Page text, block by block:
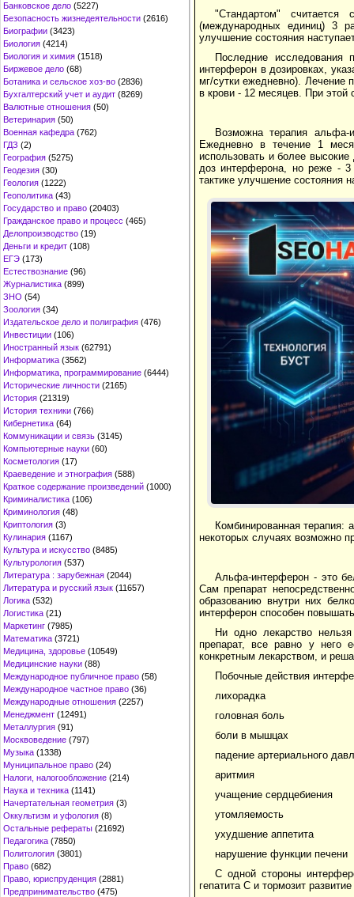
Банковское дело (5227)
Безопасность жизнедеятельности (2616)
Биографии (3423)
Биология (4214)
Биология и химия (1518)
Биржевое дело (68)
Ботаника и сельское хоз-во (2836)
Бухгалтерский учет и аудит (8269)
Валютные отношения (50)
Ветеринария (50)
Военная кафедра (762)
ГДЗ (2)
География (5275)
Геодезия (30)
Геология (1222)
Геополитика (43)
Государство и право (20403)
Гражданское право и процесс (465)
Делопроизводство (19)
Деньги и кредит (108)
ЕГЭ (173)
Естествознание (96)
Журналистика (899)
ЗНО (54)
Зоология (34)
Издательское дело и полиграфия (476)
Инвестиции (106)
Иностранный язык (62791)
Информатика (3562)
Информатика, программирование (6444)
Исторические личности (2165)
История (21319)
История техники (766)
Кибернетика (64)
Коммуникации и связь (3145)
Компьютерные науки (60)
Косметология (17)
Краеведение и этнография (588)
Краткое содержание произведений (1000)
Криминалистика (106)
Криминология (48)
Криптология (3)
Кулинария (1167)
Культура и искусство (8485)
Культурология (537)
Литература : зарубежная (2044)
Литература и русский язык (11657)
Логика (532)
Логистика (21)
Маркетинг (7985)
Математика (3721)
Медицина, здоровье (10549)
Медицинские науки (88)
Международное публичное право (58)
Международное частное право (36)
Международные отношения (2257)
Менеджмент (12491)
Металлургия (91)
Москвоведение (797)
Музыка (1338)
Муниципальное право (24)
Налоги, налогообложение (214)
Наука и техника (1141)
Начертательная геометрия (3)
Оккультизм и уфология (8)
Остальные рефераты (21692)
Педагогика (7850)
Политология (3801)
Право (682)
Право, юриспруденция (2881)
Предпринимательство (475)
"Стандартом"
(международных единиц) 3
улучшение состояния
Последние исследования
интерферон в дозировках,
мг/сутки ежедневно). Лечение
в крови - 12 месяцев. При этой
Возможна терапия
Ежедневно в течение 1
использовать и более
доз интерферона, но реже -
тактике улучшение состояния
Комбинированная терапия:
некоторых случаях возможно
Альфа-интерферон - это
Сам препарат
образованию внутри них
интерферон способен
Ни одно лекарство
препарат, все равно у него
конкретным лекарством, и
Побочные действия
лихорадка
головная боль
боли в мышцах
падение артериального
аритмия
учащение сердцебиения
утомляемость
ухудшение аппетита
нарушение функции печени
С одной стороны
гепатита С и тормозит